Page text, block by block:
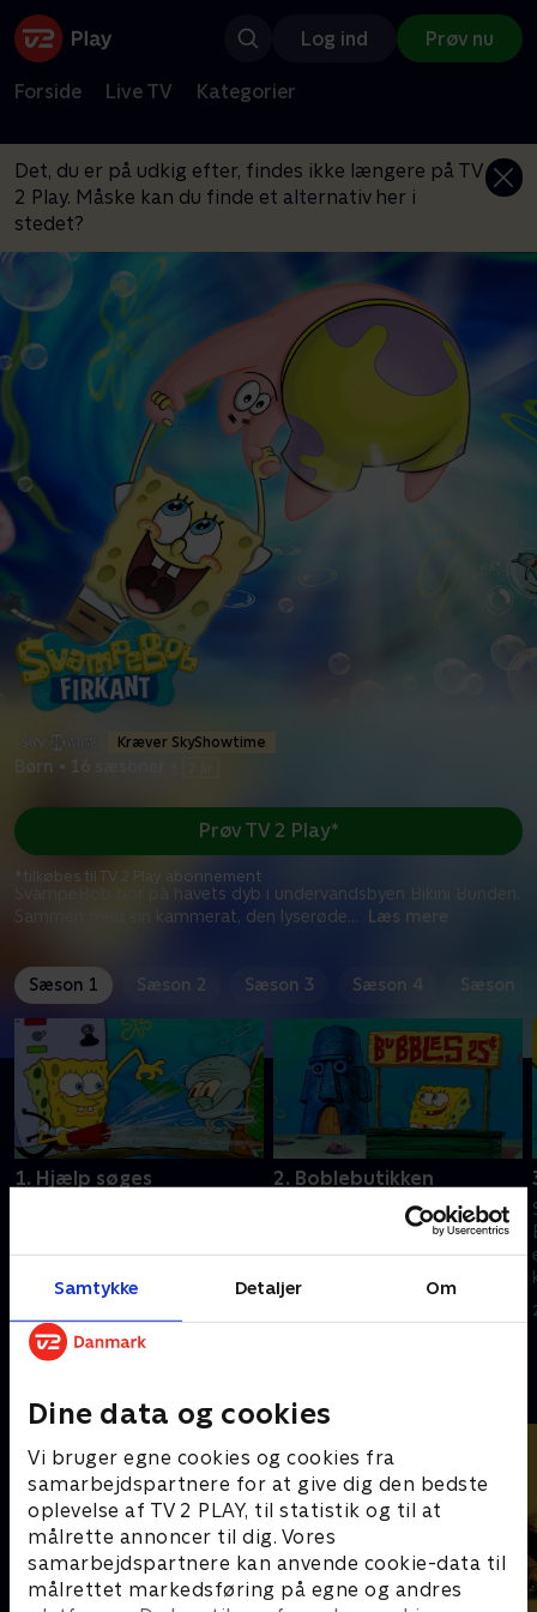
Samtykke Detaljer Om
Dine data og cookies
Vi bruger egne cookies og cookies fra
samarbejdspartnere for at give dig den bedste
oplevelse af TV 2 PLAY, til statistik og til at
målrette annoncer til dig. Vores
samarbejdspartnere kan anvende cookie-data til
målrettet markedsføring på egne og andres
Log ind Prøv nu
Forside Live TV Kategorier
Det, du er på udkig efter, findes ikke længere på TV
2 Play. Måske kan du finde et alternativ her i
stedet?
Kræver SkyShowtime
Børn • 16 sæsoner
SvampeBob bor på havets dyb i undervandsbyen Bikini Bunden.
Sammen med sin kammerat, den lyserøde... Læs mere
Prøv TV 2 Play*
*tilkøbes til TV 2 Play abonnement
Sæson 1 Sæson 2 Sæson 3 Sæson 4 Sæson 5
1. Hjælp søges
Sandy for første gang.
25. august 2023 • 22 min
2. Boblebutikken
SvampeBob viser sit talent for
bobleblæsning. I et forsøg på
at imponere Sandy revner hans